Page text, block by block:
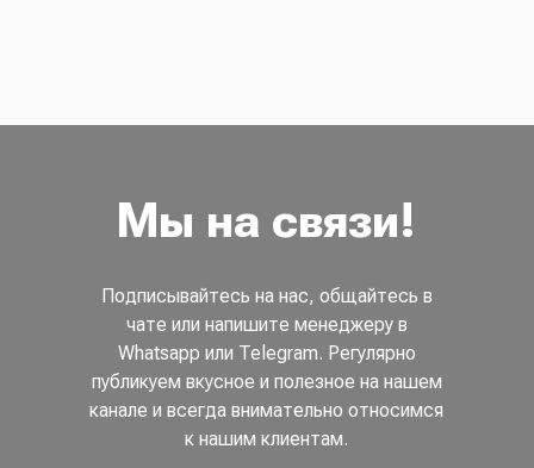
Мы на связи!
Подписывайтесь на нас, общайтесь в
чате или напишите менеджеру в
Whatsapp или Telegram. Регулярно
публикуем вкусное и полезное на нашем
канале и всегда внимательно относимся
к нашим клиентам.